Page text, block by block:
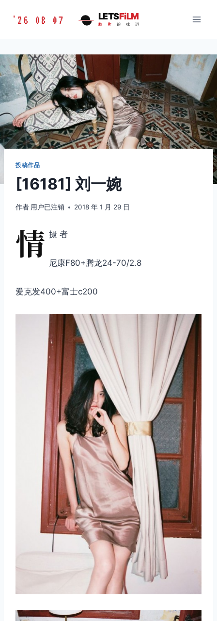
胶
味
道
LETSFILM
'26 08 07 LETSFiLM
胶 片 的 味 道
投稿作品
[16181] 刘一婉
作者 用户已注销 2018 年 1 月 29 日
情 摄 者
尼康F80+腾龙24-70/2.8
爱克发400+富士c200